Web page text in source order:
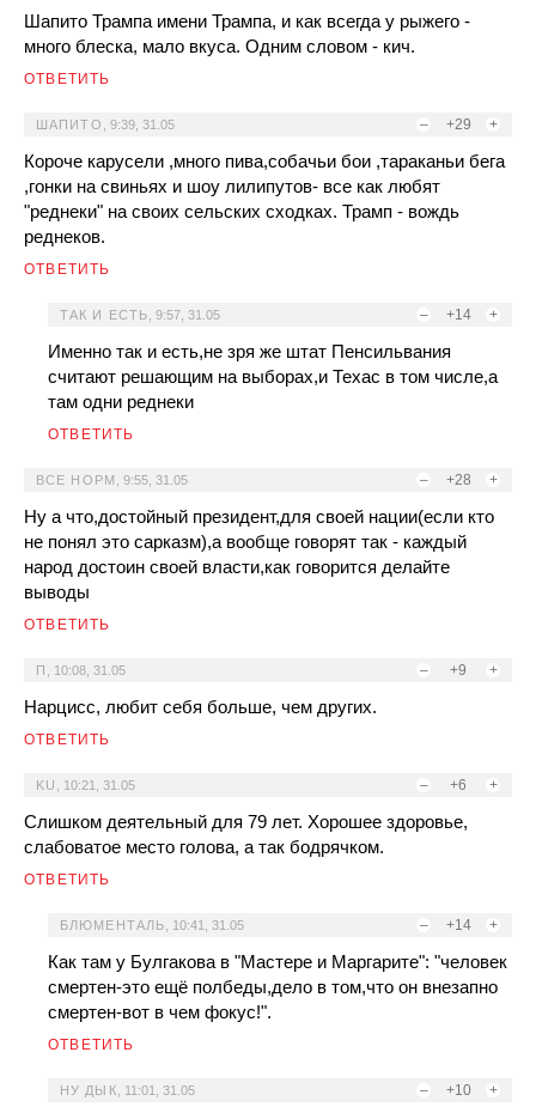
Шапито Трампа имени Трампа, и как всегда у рыжего -
много блеска, мало вкуса. Одним словом - кич.
ОТВЕТИТЬ
– +29 +
ШАПИТО 9:39, 31.05
Короче карусели ,много пива,собачьи бои ,тараканьи бега
,гонки на свиньях и шоу лилипутов- все как любят
"реднеки" на своих сельских сходках. Трамп - вождь
реднеков.
ОТВЕТИТЬ
– +14 +
ТАК И ЕСТЬ 9:57, 31.05
Именно так и есть,не зря же штат Пенсильвания
считают решающим на выборах,и Техас в том числе,а
там одни реднеки
ОТВЕТИТЬ
– +28 +
ВСЕ НОРМ 9:55, 31.05
Ну а что,достойный президент,для своей нации(если кто
не понял это сарказм),а вообще говорят так - каждый
народ достоин своей власти,как говорится делайте
выводы
ОТВЕТИТЬ
– +9 +
П 10:08, 31.05
Нарцисс, любит себя больше, чем других.
ОТВЕТИТЬ
– +6 +
KU 10:21, 31.05
Слишком деятельный для 79 лет. Хорошее здоровье,
слабоватое место голова, а так бодрячком.
ОТВЕТИТЬ
– +14 +
БЛЮМЕНТАЛЬ 10:41, 31.05
Как там у Булгакова в "Мастере и Маргарите": "человек
смертен-это ещё полбеды,дело в том,что он внезапно
смертен-вот в чем фокус!".
ОТВЕТИТЬ
– +10 +
НУ ДЫК 11:01, 31.05